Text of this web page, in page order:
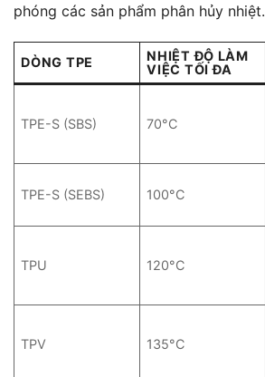
phóng các sản phẩm phân hủy nhiệt.
DÒNG TPE
NHIỆT ĐỘ LÀM
VIỆC TỐI ĐA
TPE-S (SBS) 70°C
TPE-S (SEBS) 100°C
TPU 120°C
TPV 135°C